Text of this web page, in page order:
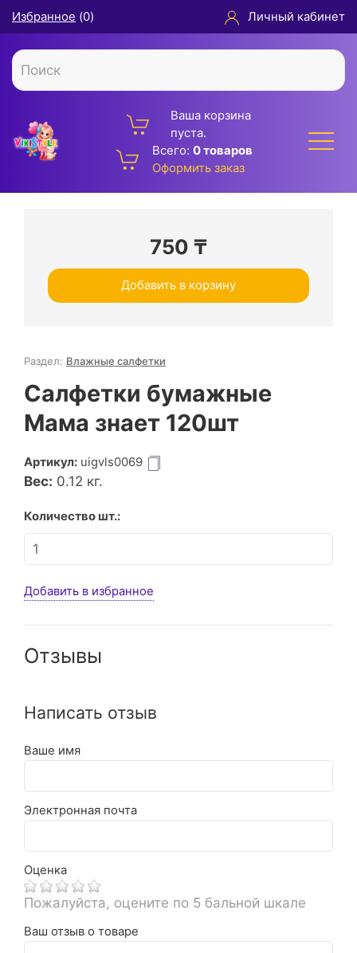
Избранное (0) Личный кабинет
Ваша корзина
пуста.
Всего: 0 товаров
Оформить заказ
750 ₸
Добавить в корзину
Раздел: Влажные салфетки
Салфетки бумажные
Мама знает 120шт
Артикул: uigvls0069
Вес: 0.12 кг.
Количество шт.:
Добавить в избранное
Отзывы
Написать отзыв
Ваше имя
Электронная почта
Оценка
Пожалуйста, оцените по 5 бальной шкале
Ваш отзыв о товаре